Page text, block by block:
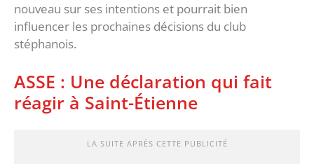
nouveau sur ses intentions et pourrait bien
influencer les prochaines décisions du club
stéphanois.
‎ASSE : Une déclaration qui fait
réagir à Saint-Étienne
LA SUITE APRÈS CETTE PUBLICITÉ